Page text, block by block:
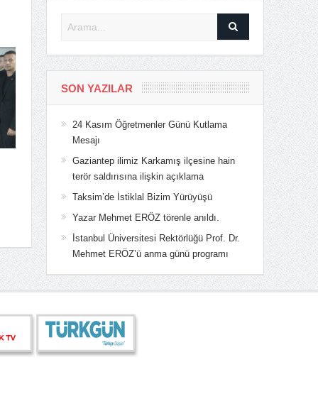
SON YAZILAR
24 Kasım Öğretmenler Günü Kutlama
Mesajı
Gaziantep ilimiz Karkamış ilçesine hain
terör saldırısına ilişkin açıklama
Taksim’de İstiklal Bizim Yürüyüşü
Yazar Mehmet ERÖZ törenle anıldı.
İstanbul Üniversitesi Rektörlüğü Prof. Dr.
Mehmet ERÖZ’ü anma günü programı